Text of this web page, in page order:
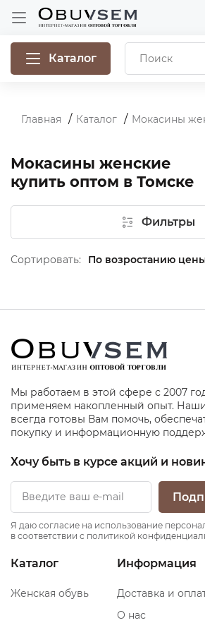
Каталог
Главная Каталог Мокасины
Мокасины женские
купить оптом в Томске
Фильтры
Сортировать:
Мы работаем в этой сфере с 2007
применяем накопленный опыт.
всегда готовы Вам помочь,
покупку и информационную
Хочу быть в курсе акций и
Я даю согласие на использование
в соответствии с политикой
Каталог
Женская обувь
Информация
Доставка и
О нас